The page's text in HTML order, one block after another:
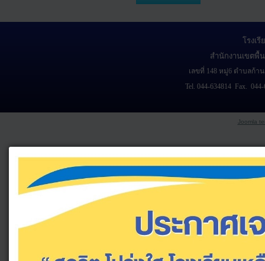
โรงเ
สำนักงานเขตพื้
เลขที่ 148 หมู่6 ตำบลก้า
Tel. 044-634814 Fax. 044-
Joomla